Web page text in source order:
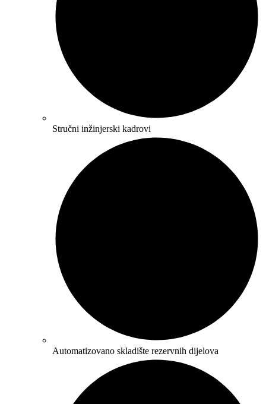
Stručni inžinjerski kadrovi
Automatizovano skladište rezervnih dijelova